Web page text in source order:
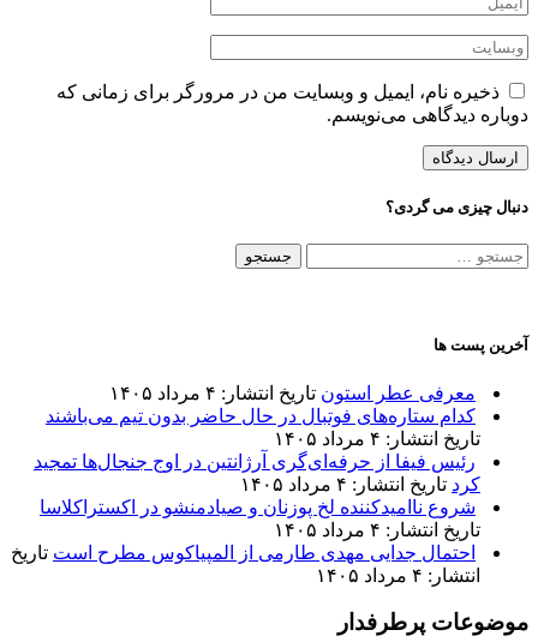
ذخیره نام، ایمیل و وبسایت من در مرورگر برای زمانی که
دوباره دیدگاهی می‌نویسم.
دنبال چیزی می گردی؟
جستجو
آخرین پست ها
معرفی عطر استون تاریخ انتشار: ۴ مرداد ۱۴۰۵
کدام ستاره‌های فوتبال در حال حاضر بدون تیم می‌باشند
تاریخ انتشار: ۴ مرداد ۱۴۰۵
رئیس فیفا از حرفه‌ای‌گری آرژانتین در اوج جنجال‌ها تمجید
کرد تاریخ انتشار: ۴ مرداد ۱۴۰۵
شروع ناامیدکننده لخ پوزنان و صیادمنشو در اکستراکلاسا
تاریخ انتشار: ۴ مرداد ۱۴۰۵
احتمال جدایی مهدی طارمی از المپیاکوس مطرح است تاریخ
انتشار: ۴ مرداد ۱۴۰۵
موضوعات پرطرفدار